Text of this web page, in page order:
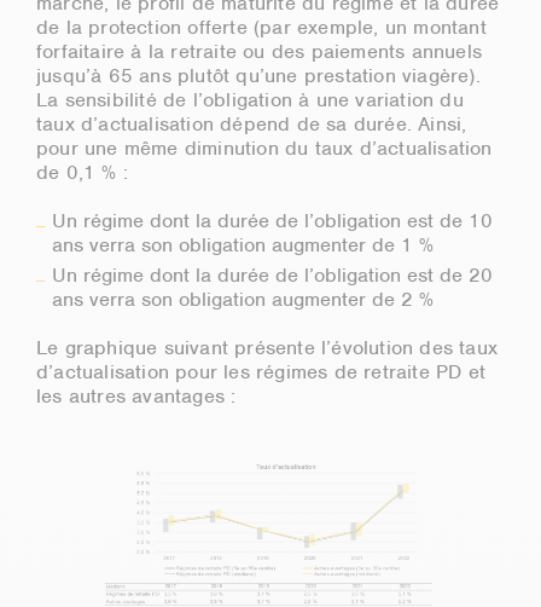
de la protection offerte (par exemple, un montant
forfaitaire à la retraite ou des paiements annuels
jusqu’à 65 ans plutôt qu’une prestation viagère).
La sensibilité de l’obligation à une variation du
taux d’actualisation dépend de sa durée. Ainsi,
pour une même diminution du taux d’actualisation
de 0,1 % :
Un régime dont la durée de l’obligation est de 10
ans verra son obligation augmenter de 1 %
Un régime dont la durée de l’obligation est de 20
ans verra son obligation augmenter de 2 %
Le graphique suivant présente l’évolution des taux
d’actualisation pour les régimes de retraite PD et
les autres avantages :